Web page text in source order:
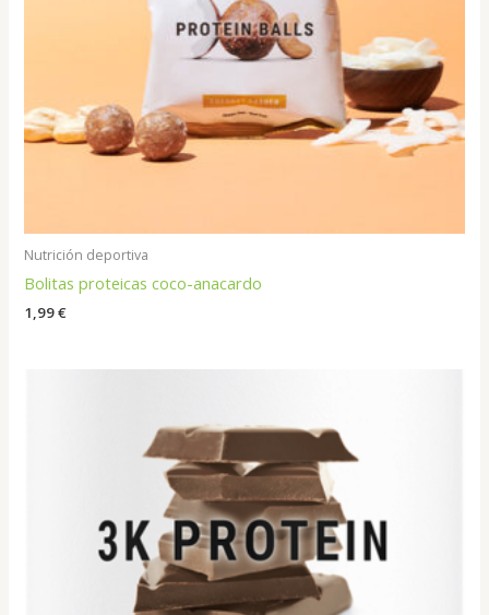
Nutrición deportiva
Bolitas proteicas coco-anacardo
1,99€